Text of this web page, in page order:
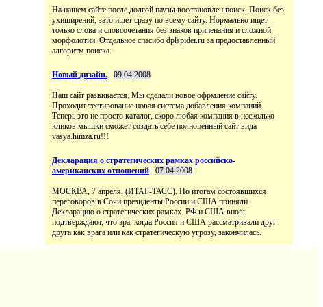
На нашем сайте после долгой паузы восстановлен поиск. Поиск без
ухищирений, зато ищет сразу по всему сайту. Нормально ищет
только слова и словсочетания без знаков припенания и сложной
морфолотии. Отдельное спасибо dplspider.ru за предоставленный
алгоритм поиска.
Новый дизайн. 09.04.2008
Наш сайт развивается. Мы сделали новое офрмление сайту.
Проходит тестирование новая система добавления компаний.
Теперь это не просто каталог, скоро любая компания в несколько
кликов мышки сможет создать себе полноценный сайт вида
vasya.himza.ru!!!
Декларация о стратегических рамках российско-
американских отношений
07.04.2008
МОСКВА, 7 апреля. (ИТАР-ТАСС). По итогам состоявшихся
переговоров в Сочи президенты России и США приняли
Декларацию о стратегических рамках. РФ и США вновь
подтверждают, что эра, когда Россия и США рассматривали друг
друга как врага или как стратегическую угрозу, закончилась.